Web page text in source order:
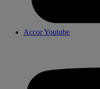
Accor Youtube